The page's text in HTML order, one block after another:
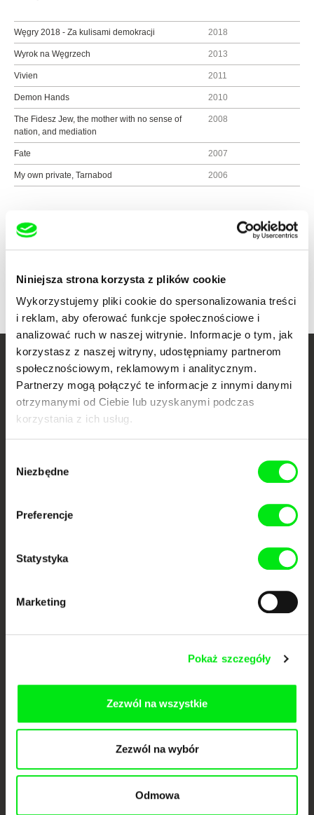
Niniejsza strona korzysta z plików cookie
Wykorzystujemy pliki cookie do spersonalizowania treści
i reklam, aby oferować funkcje społecznościowe i
analizować ruch w naszej witrynie. Informacje o tym, jak
korzystasz z naszej witryny, udostępniamy partnerom
społecznościowym, reklamowym i analitycznym.
Partnerzy mogą połączyć te informacje z innymi danymi
otrzymanymi od Ciebie lub uzyskanymi podczas
korzystania z ich usług.
zgody
Niezbędne
Preferencje
Statystyka
Marketing
Pokaż szczegóły
Zezwól na wszystkie
Zezwól na wybór
Odmowa
Węgry 2018 - Za kulisami demokracji 2018
Wyrok na Węgrzech 2013
Vivien 2011
Demon Hands 2010
The Fidesz Jew, the mother with no sense of
nation, and mediation
2008
Fate 2007
My own private, Tarnabod 2006
Twoje kino
dokumentalne online
współpracy 7 europejskich festiwali kina dokumentalnego. Naszym celem
jest przesuwać granice filmu dokumentalnego, wspierać jego
różnorodność i promować wartościowe autorskie filmy.